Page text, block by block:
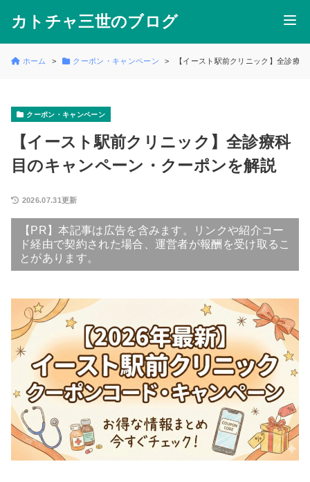
カトチャ三世のブログ
ホーム クーポン・キャンペーン 【イースト駅前クリニック】全診療
クーポン・キャンペーン
【イースト駅前クリニック】全診療科
目のキャンペーン・クーポンを解説
2026.07.31更新
【PR】本記事は広告を含みます。リンクや紹介コー
ド経由で契約された場合、運営者が報酬を受け取るこ
とがあります。